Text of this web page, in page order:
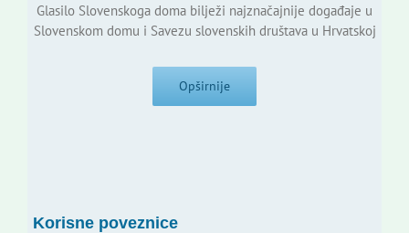
Glasilo Slovenskoga doma bilježi najznačajnije događaje u
Slovenskom domu i Savezu slovenskih društava u Hrvatskoj
Opširnije
Korisne poveznice